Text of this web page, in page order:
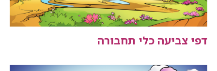
דפי צביעה כלי תחבורה